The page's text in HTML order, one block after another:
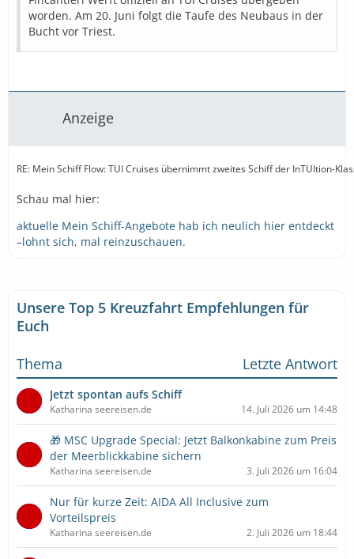
worden. Am 20. Juni folgt die Taufe des Neubaus in der
Bucht vor Triest.
Anzeige
RE: Mein Schiff Flow: TUI Cruises übernimmt zweites Schiff der InTUItion-
Schau mal hier:
aktuelle Mein Schiff-Angebote hab ich neulich hier entdeckt
–lohnt sich, mal reinzuschauen.
Unsere Top 5 Kreuzfahrt Empfehlungen für
Euch
Thema
Letzte Antwort
Jetzt spontan aufs Schiff
Katharina seereisen.de 14. Juli 2026 um 14:48
🎁 MSC Upgrade Special: Jetzt Balkonkabine zum Preis
der Meerblickkabine sichern
Katharina seereisen.de 3. Juli 2026 um 16:04
Nur für kurze Zeit: AIDA All Inclusive zum
Vorteilspreis
Katharina seereisen.de 2. Juli 2026 um 18:44